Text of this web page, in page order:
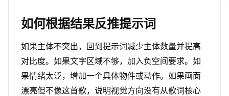
如何根据结果反推提示词
如果主体不突出，回到提示词减少主体数量并提高
对比度。如果文字区域不够，加入负空间要求。如
果情绪太泛，增加一个具体物件或动作。如果画面
漂亮但不像这首歌，说明视觉方向没有从歌词核心